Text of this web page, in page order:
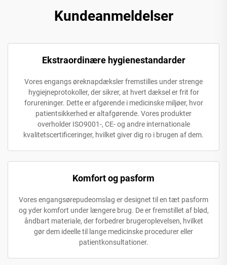
Kundeanmeldelser
Ekstraordinære hygienestandarder
Vores engangs øreknapdæksler fremstilles under strenge
hygiejneprotokoller, der sikrer, at hvert dæksel er frit for
forureninger. Dette er afgørende i medicinske miljøer, hvor
patientsikkerhed er altafgørende. Vores produkter
overholder ISO9001-, CE- og andre internationale
kvalitetscertificeringer, hvilket giver dig ro i brugen af dem.
Komfort og pasform
Vores engangsørepudeomslag er designet til en tæt pasform
og yder komfort under længere brug. De er fremstillet af blød,
åndbart materiale, der forbedrer brugeroplevelsen, hvilket
gør dem ideelle til lange medicinske procedurer eller
patientkonsultationer.